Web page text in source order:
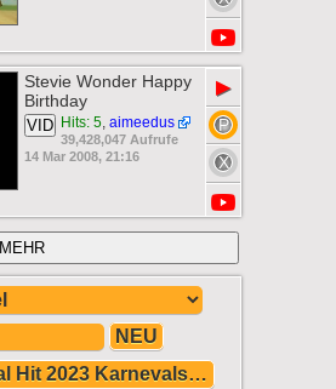
Stevie Wonder Happy
Birthday
Hits: 5, aimeedus
VID
39,428,047 Aufrufe
14 Mar 2008, 21:16
▶
MEHR
NEU
Abonniere: Karneval Hit 2023 Karnevalshit 2023 Mega-Party Hits Karneval Musik 2023 Die geile Raupe Nimmersatt